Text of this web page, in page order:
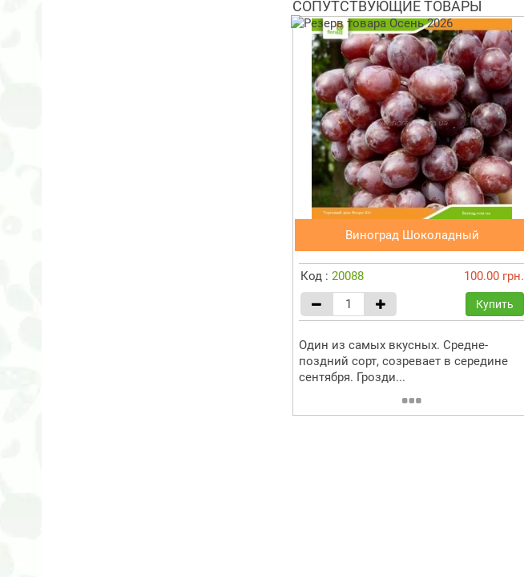
СОПУТСТВУЮЩИЕ ТОВАРЫ
Виноград Шоколадный
Код : 20088 100.00 грн.
Купить
Один из самых вкусных. Средне-
поздний сорт, созревает в середине
сентября. Грозди...